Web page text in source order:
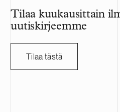
Tilaa kuukausittain
uutiskirjeemme
Tilaa tästä